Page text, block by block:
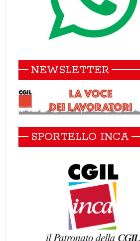
NEWSLETTER
SPORTELLO INCA